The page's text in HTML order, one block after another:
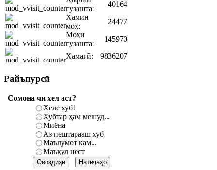
гузашта:
40164
Ҳамин
моҳ:
24477
Моҳи
гузашта:
145970
Ҳамагӣ: 9836207
Райъпурсӣ
Сомона чи хел аст?
Хеле хуб!
Хубтар ҳам мешуд...
Миёна
Аз пештарааш хуб
Маълумот кам...
Маъқул нест